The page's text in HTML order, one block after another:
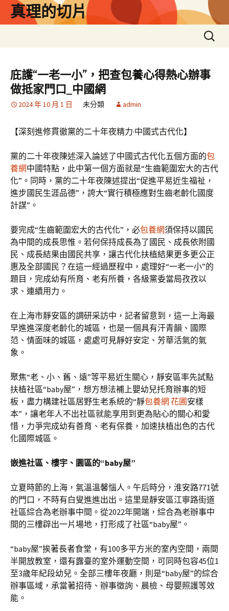
真理的切片
搜
尋
鍵
字:
庇護“一老一小”，把查包養心得熱心辦事
做抵家門口_中國網
2024 年 10 月 1 日 未分類 admin
【深刻進修貫徹黨的二十年夜精力·中國式古代化】
黨的二十年夜陳述深入論述了中國式古代化五個方面的包
養網中國特點，此中第一個方面就是“生齒範圍宏大的古代
化”。同時，黨的二十年夜陳述提出“促進平易近生福祉，
進步國民生涯品德”，誇大“實行積極應對生齒老齡化國度
計謀”。
要完成“生齒範圍宏大的古代化”，必包養網須保持以國民
為中間的成長思惟。若何保持成長為了國民、成長依附國
民、成長結果由國民共享，讓古代化扶植結果更多更公正
惠及全部國民？在這一經過歷程中，處理好“一老一小”的
題目，完成幼有所育、老有所養，各級黨委當局孜孜以
求、連續用力。
在上海市靜安區的調研采訪中，記者留意到，這一上海最
早進進深度老齡化的城區，也是一個具有汗青韻、國際
范、情面味的城區，處處可見靜好安定、芳華活氣的氣
象。
聚焦“老、小、舊、遠”等平易近生關心，靜安區率先試點
扶植社區“baby屋”，想方想法補上嬰幼兒托育辦事的短
板，盡力構建社區居野生老系統的“靜包養網 花圃安樣
本”，讓老年人不出社區就能享用到更為貼心的關心和愛
惜，力爭完成幼有善育、老有保養，加速扶植出色的古代
化國際城區。
嵌進社區、樓宇、園區的“baby屋”
立夏時節的上海，氣溫溫馨惱人。午后時分，淮安路771號
的門口，不時有白叟進進出出。這里是靜安區江寧路街道
社區綜合為老辦事中間。從2022年開端，綜合為老辦事中
間的三樓辟出一片場地，打形成了社區“baby屋”。
“baby屋”挨著長者食堂，有100多平方米的室內空間，兩間
半開放教室，還有露臺的室外運動空間，可同時包容45位1
至3歲年紀段幼兒。全部三樓年夜廳，則是“baby屋”的綜合
辦事區域，承當著招待、辦事徵詢、晨檢、母嬰照護等效
能。